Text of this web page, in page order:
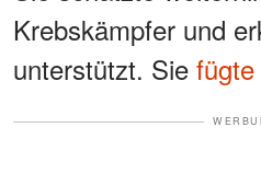
Krebskämpfer und
unterstützt. Sie fügte